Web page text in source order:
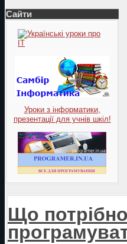
Сайти
Уроки з інформатики,
презентації для учнів шкіл!
Що